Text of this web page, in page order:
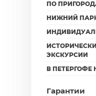
ПО
НИЖНИЙ
ЭКСКУРСИИ
В ПЕТЕРГОФЕ
Гарантии